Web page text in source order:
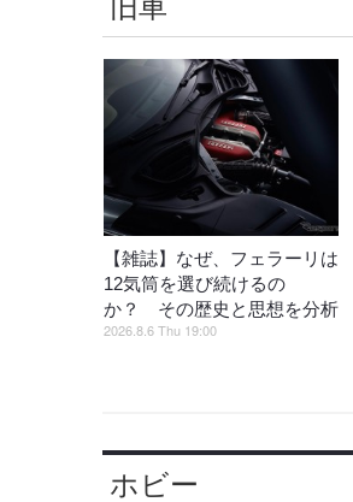
旧車
【雑誌】なぜ、フェラーリは
12気筒を選び続けるの
か？ その歴史と思想を分析
2026.8.6 Thu 19:00
ホビー